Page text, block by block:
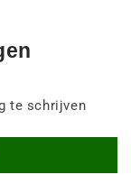
te schrijven